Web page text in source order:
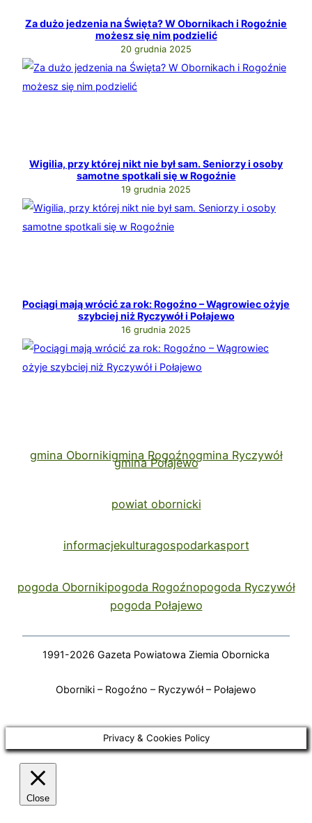
Za dużo jedzenia na Święta? W Obornikach i Rogoźnie
możesz się nim podzielić
20 grudnia 2025
Wigilia, przy której nikt nie był sam. Seniorzy i osoby
samotne spotkali się w Rogoźnie
19 grudnia 2025
Pociągi mają wrócić za rok: Rogoźno – Wągrowiec ożyje
szybciej niż Ryczywół i Połajewo
16 grudnia 2025
gmina Obornikigmina Rogoźnogmina Ryczywół
gmina Połajewo
powiat obornicki
informacjekulturagospodarkasport
pogoda Obornikipogoda Rogoźnopogoda Ryczywół
pogoda Połajewo
1991-2026 Gazeta Powiatowa Ziemia Obornicka
Oborniki – Rogoźno – Ryczywół – Połajewo
Privacy & Cookies Policy
Close